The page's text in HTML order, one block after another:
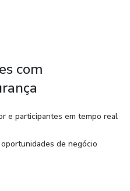
Certified Associate
com
e participantes em tempo real
de negócio